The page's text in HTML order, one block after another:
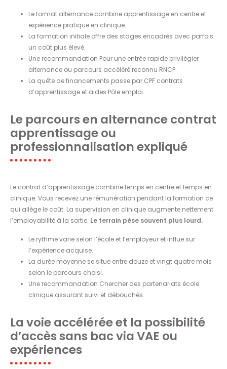
Le format alternance combine apprentissage en centre et
expérience pratique en clinique.
La formation initiale offre des stages encadrés avec parfois
un coût plus élevé.
Une recommandation Pour une entrée rapide privilégier
alternance ou parcours accéléré reconnu RNCP.
La quête de financements passe par CPF contrats
d’apprentissage et aides Pôle emploi.
Le parcours en alternance contrat
apprentissage ou
professionnalisation expliqué
Le contrat d’apprentissage combine temps en centre et temps en
clinique. Vous recevez une rémunération pendant la formation ce
qui allège le coût. La supervision en clinique augmente nettement
l’employabilité à la sortie. Le terrain pèse souvent plus lourd.
Le rythme varie selon l’école et l’employeur et influe sur
l’expérience acquise.
La durée moyenne se situe entre douze et vingt quatre mois
selon le parcours choisi.
Une recommandation Chercher des partenariats école
clinique assurant suivi et débouchés.
La voie accélérée et la possibilité
d’accès sans bac via VAE ou
expériences